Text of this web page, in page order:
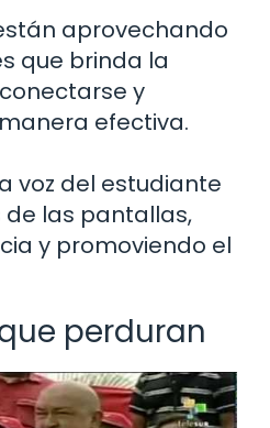
aprovechando
que brinda la
y
efectiva.
voz del estudiante
las pantallas,
y promoviendo el
perduran